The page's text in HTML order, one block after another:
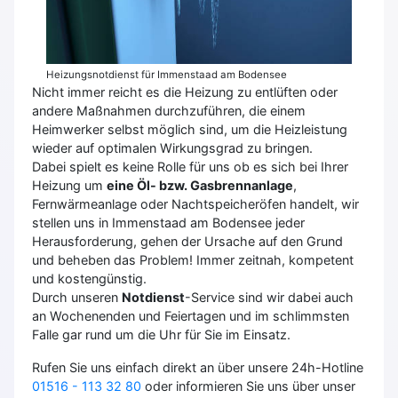
Heizungsnotdienst für Immenstaad am Bodensee
Nicht immer reicht es die Heizung zu entlüften oder
andere Maßnahmen durchzuführen, die einem
Heimwerker selbst möglich sind, um die Heizleistung
wieder auf optimalen Wirkungsgrad zu bringen.
Dabei spielt es keine Rolle für uns ob es sich bei Ihrer
Heizung um eine Öl- bzw. Gasbrennanlage,
Fernwärmeanlage oder Nachtspeicheröfen handelt, wir
stellen uns in Immenstaad am Bodensee jeder
Herausforderung, gehen der Ursache auf den Grund
und beheben das Problem! Immer zeitnah, kompetent
und kostengünstig.
Durch unseren Notdienst-Service sind wir dabei auch
an Wochenenden und Feiertagen und im schlimmsten
Falle gar rund um die Uhr für Sie im Einsatz.
Rufen Sie uns einfach direkt an über unsere 24h-Hotline
01516 - 113 32 80 oder informieren Sie uns über unser